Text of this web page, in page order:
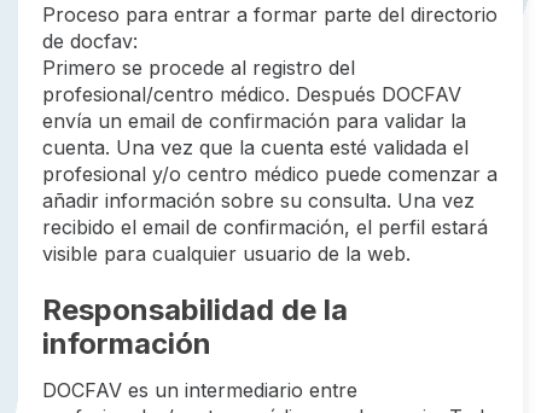
Proceso para entrar a formar parte del directorio
de docfav:
Primero se procede al registro del
profesional/centro médico. Después DOCFAV
envía un email de confirmación para validar la
cuenta. Una vez que la cuenta esté validada el
profesional y/o centro médico puede comenzar a
añadir información sobre su consulta. Una vez
recibido el email de confirmación, el perfil estará
visible para cualquier usuario de la web.
Responsabilidad de la
información
DOCFAV es un intermediario entre